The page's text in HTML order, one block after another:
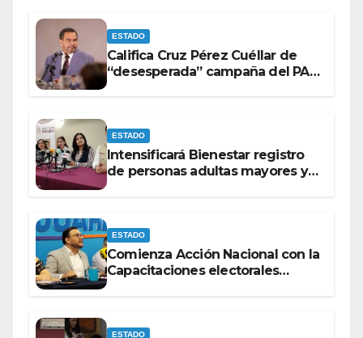
ESTADO
Califica Cruz Pérez Cuéllar de
“desesperada” campaña del PAN
ESTADO
Intensificará Bienestar registro
de personas adultas mayores y
ESTADO
Comienza Acción Nacional con la
Capacitaciones electorales
ESTADO